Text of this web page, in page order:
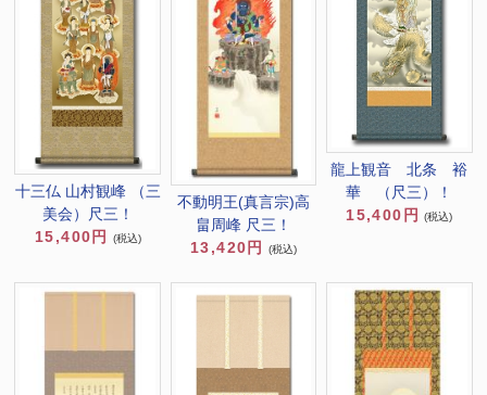
十三仏 山村観峰 （三
美会）尺三！
15,400円
(税込)
不動明王(真言宗)高
畠周峰 尺三！
13,420円
(税込)
龍上観音 北条 裕
華 （尺三）！
15,400円 (税込)